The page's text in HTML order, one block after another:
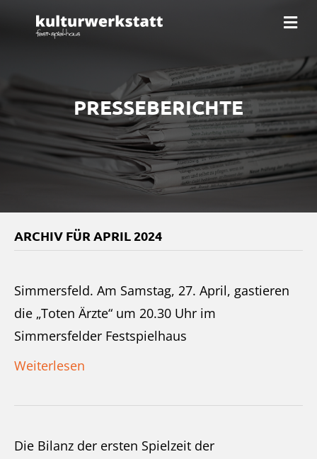
PRESSEBERICHTE
ARCHIV FÜR APRIL 2024
Simmersfeld. Am Samstag, 27. April, gastieren
die „Toten Ärzte“ um 20.30 Uhr im
Simmersfelder Festspielhaus
Weiterlesen
Die Bilanz der ersten Spielzeit der